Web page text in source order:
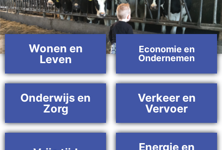
Wonen en
Leven
Economie en
Ondernemen
Onderwijs en
Zorg
Verkeer en
Vervoer
Energie en